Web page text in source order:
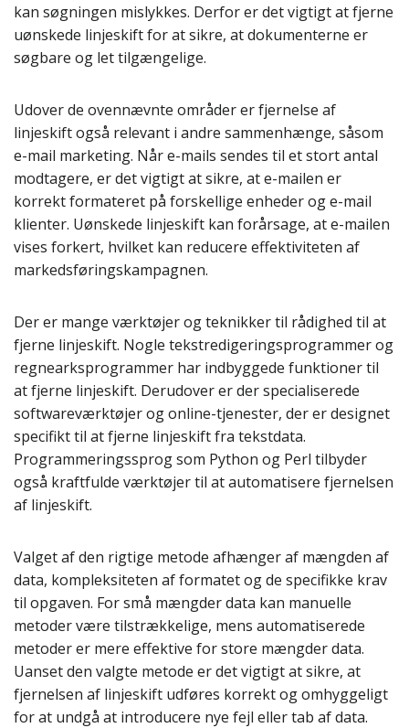
kan søgningen mislykkes. Derfor er det vigtigt at fjerne
uønskede linjeskift for at sikre, at dokumenterne er
søgbare og let tilgængelige.
Udover de ovennævnte områder er fjernelse af
linjeskift også relevant i andre sammenhænge, såsom
e-mail marketing. Når e-mails sendes til et stort antal
modtagere, er det vigtigt at sikre, at e-mailen er
korrekt formateret på forskellige enheder og e-mail
klienter. Uønskede linjeskift kan forårsage, at e-mailen
vises forkert, hvilket kan reducere effektiviteten af
markedsføringskampagnen.
Der er mange værktøjer og teknikker til rådighed til at
fjerne linjeskift. Nogle tekstredigeringsprogrammer og
regnearksprogrammer har indbyggede funktioner til
at fjerne linjeskift. Derudover er der specialiserede
softwareværktøjer og online-tjenester, der er designet
specifikt til at fjerne linjeskift fra tekstdata.
Programmeringssprog som Python og Perl tilbyder
også kraftfulde værktøjer til at automatisere fjernelsen
af linjeskift.
Valget af den rigtige metode afhænger af mængden af
data, kompleksiteten af formatet og de specifikke krav
til opgaven. For små mængder data kan manuelle
metoder være tilstrækkelige, mens automatiserede
metoder er mere effektive for store mængder data.
Uanset den valgte metode er det vigtigt at sikre, at
fjernelsen af linjeskift udføres korrekt og omhyggeligt
for at undgå at introducere nye fejl eller tab af data.